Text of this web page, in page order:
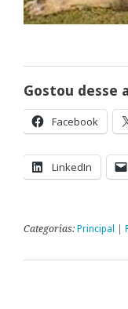
Gostou desse
Facebook
LinkedIn
Categorias: Principal